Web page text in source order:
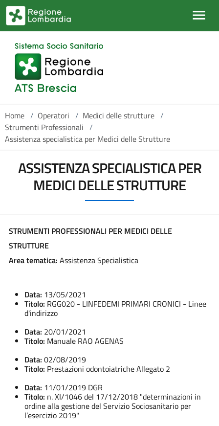
Salta al contenuto principale
Home / Operatori / Medici delle strutture /
Strumenti Professionali /
Assistenza specialistica per Medici delle Strutture
ASSISTENZA SPECIALISTICA PER
MEDICI DELLE STRUTTURE
STRUMENTI PROFESSIONALI PER MEDICI DELLE
STRUTTURE
Area tematica: Assistenza Specialistica
Data: 13/05/2021
Titolo: RGG020 - LINFEDEMI PRIMARI CRONICI - Linee
d'indirizzo
Data: 20/01/2021
Titolo: Manuale RAO AGENAS
Data: 02/08/2019
Titolo: Prestazioni odontoiatriche Allegato 2
Data: 11/01/2019 DGR
Titolo: n. XI/1046 del 17/12/2018 "determinazioni in
ordine alla gestione del Servizio Sociosanitario per
l’esercizio 2019"